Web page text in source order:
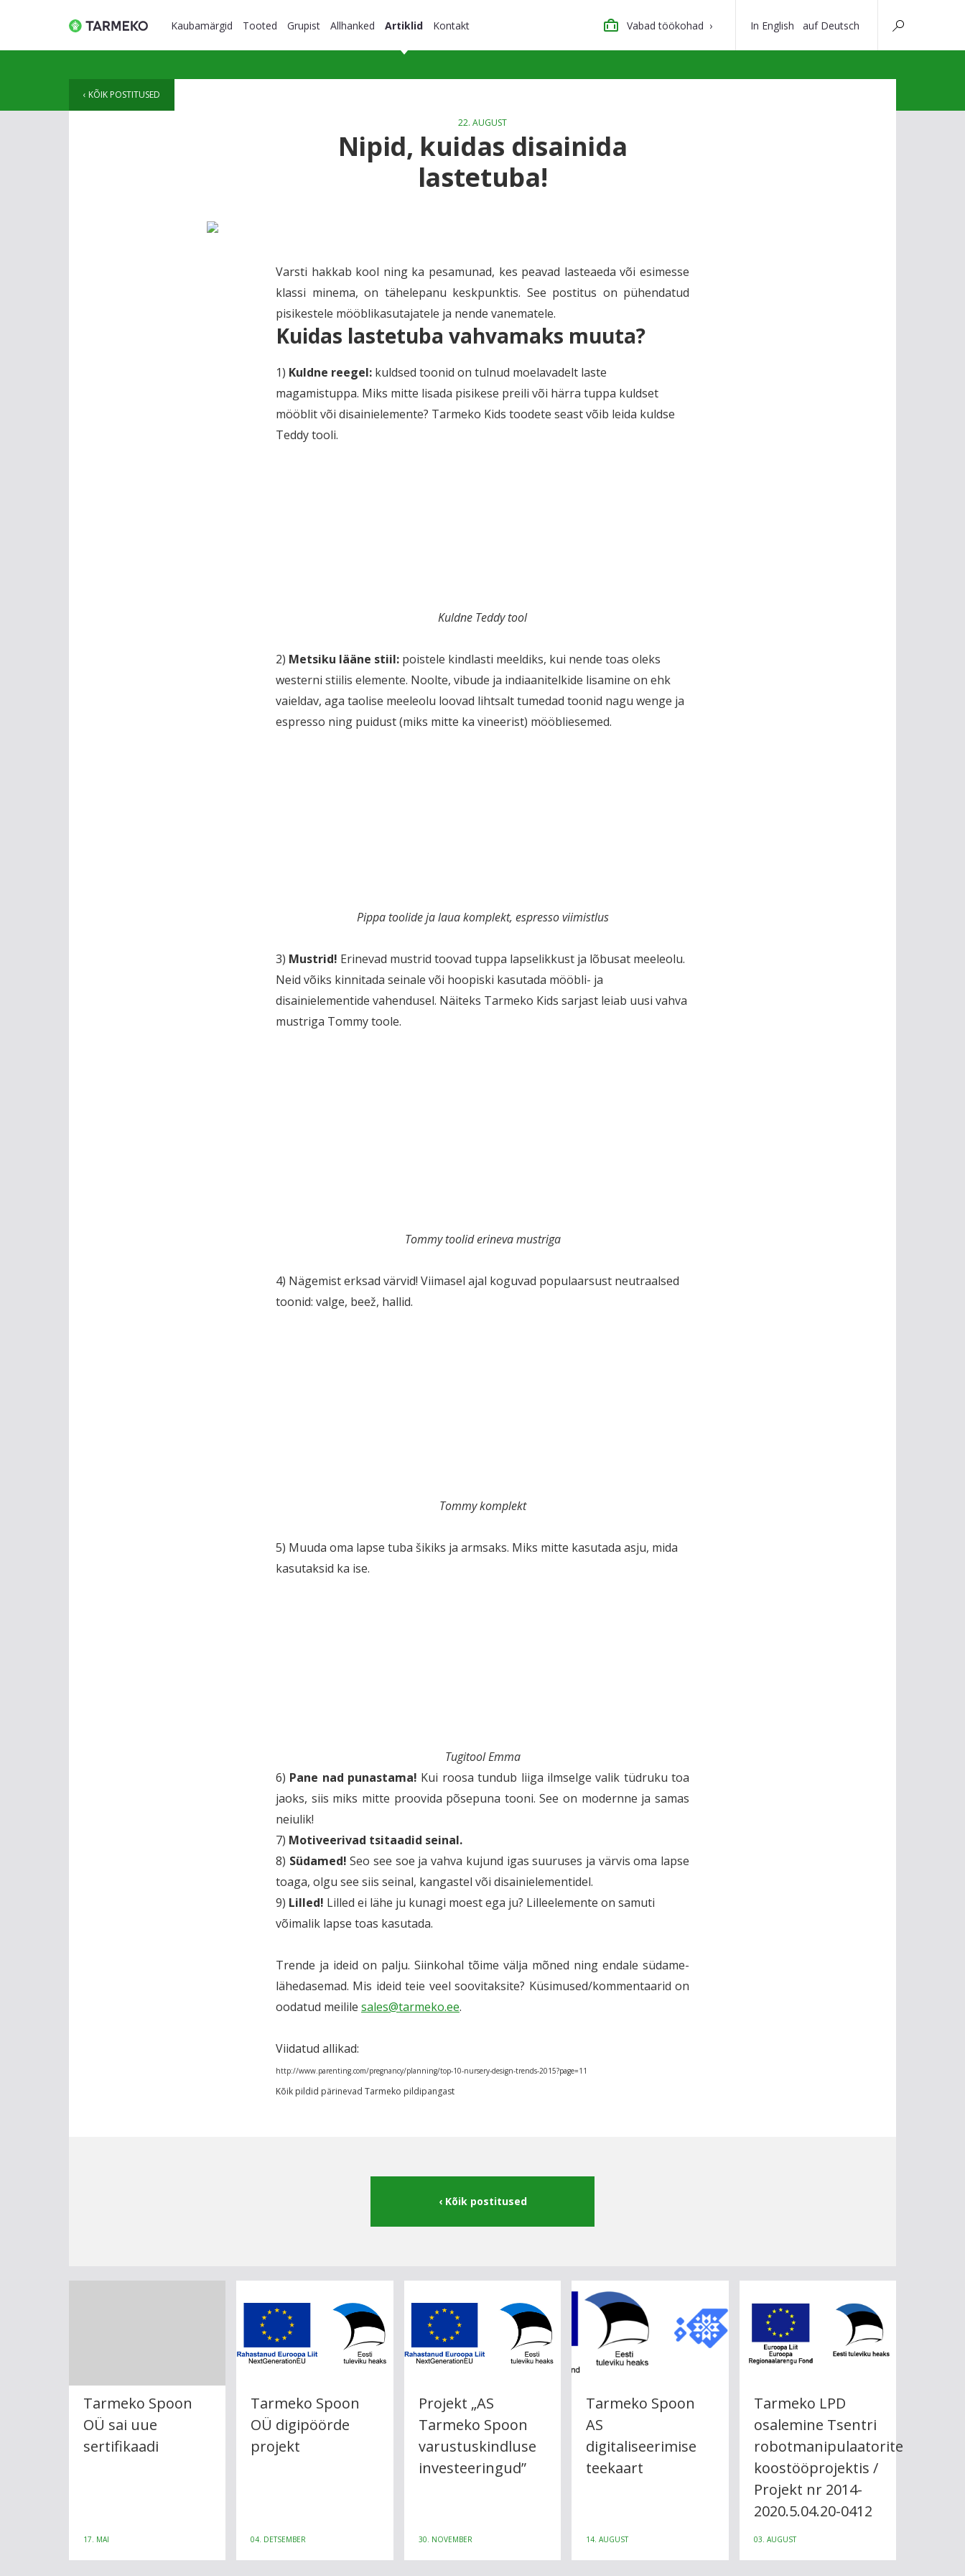
Kaubamärgid Tooted Grupist Allhanked Artiklid Kontakt Vabad töökohad In English auf Deutsch
KÕIK POSTITUSED
22. AUGUST
Nipid, kuidas disainida
lastetuba!
Varsti hakkab kool ning ka pesamunad, kes peavad lasteaeda või esimesse
klassi minema, on tähelepanu keskpunktis. See postitus on pühendatud
pisikestele mööblikasutajatele ja nende vanematele.
Kuidas lastetuba vahvamaks muuta?
1) Kuldne reegel: kuldsed toonid on tulnud moelavadelt laste
magamistuppa. Miks mitte lisada pisikese preili või härra tuppa kuldset
mööblit või disainielemente? Tarmeko Kids toodete seast võib leida kuldse
Teddy tooli.
Kuldne Teddy tool
2) Metsiku lääne stiil: poistele kindlasti meeldiks, kui nende toas oleks
westerni stiilis elemente. Noolte, vibude ja indiaanitelkide lisamine on ehk
vaieldav, aga taolise meeleolu loovad lihtsalt tumedad toonid nagu wenge ja
espresso ning puidust (miks mitte ka vineerist) mööbliesemed.
Pippa toolide ja laua komplekt, espresso viimistlus
3) Mustrid! Erinevad mustrid toovad tuppa lapselikkust ja lõbusat meeleolu.
Neid võiks kinnitada seinale või hoopiski kasutada mööbli- ja
disainielementide vahendusel. Näiteks Tarmeko Kids sarjast leiab uusi vahva
mustriga Tommy toole.
Tommy toolid erineva mustriga
4) Nägemist erksad värvid! Viimasel ajal koguvad populaarsust neutraalsed
toonid: valge, beež, hallid.
Tommy komplekt
5) Muuda oma lapse tuba šikiks ja armsaks. Miks mitte kasutada asju, mida
kasutaksid ka ise.
Tugitool Emma
6) Pane nad punastama! Kui roosa tundub liiga ilmselge valik tüdruku toa
jaoks, siis miks mitte proovida põsepuna tooni. See on modernne ja samas
neiulik!
7) Motiveerivad tsitaadid seinal.
8) Südamed! Seo see soe ja vahva kujund igas suuruses ja värvis oma lapse
toaga, olgu see siis seinal, kangastel või disainielementidel.
9) Lilled! Lilled ei lähe ju kunagi moest ega ju? Lilleelemente on samuti
võimalik lapse toas kasutada.
Trende ja ideid on palju. Siinkohal tõime välja mõned ning endale südame-
lähedasemad. Mis ideid teie veel soovitaksite? Küsimused/kommentaarid on
oodatud meilile sales@tarmeko.ee.
Viidatud allikad:
http://www.parenting.com/pregnancy/planning/top-10-nursery-design-trends-2015?page=11
Kõik pildid pärinevad Tarmeko pildipangast
Kõik postitused
Tarmeko Spoon
OÜ sai uue
sertifikaadi
17. MAI
Tarmeko Spoon
OÜ digipöörde
projekt
04. DETSEMBER
Projekt „AS
Tarmeko Spoon
varustuskindluse
investeeringud”
30. NOVEMBER
Tarmeko Spoon
AS
digitaliseerimise
teekaart
14. AUGUST
Tarmeko LPD
osalemine Tsentri
robotmanipulaatorite
koostööprojektis /
Projekt nr 2014-
2020.5.04.20-0412
03. AUGUST